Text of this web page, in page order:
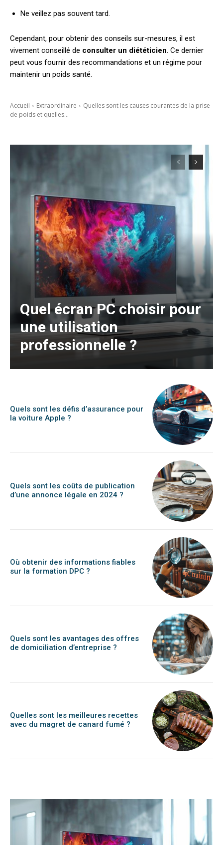
Ne veillez pas souvent tard.
Cependant, pour obtenir des conseils sur-mesures, il est
vivement conseillé de consulter un diététicien. Ce dernier
peut vous fournir des recommandations et un régime pour
maintenir un poids santé.
Accueil Extraordinaire
Quelles sont les causes courantes de la prise
de poids et quelles...
Quel écran PC choisir pour
une utilisation
professionnelle ?
Quels sont les défis d’assurance pour
la voiture Apple ?
Quels sont les coûts de publication
d’une annonce légale en 2024 ?
Où obtenir des informations fiables
sur la formation DPC ?
Quels sont les avantages des offres
de domiciliation d’entreprise ?
Quelles sont les meilleures recettes
avec du magret de canard fumé ?